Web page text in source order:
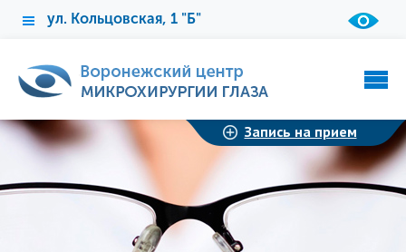
ул. Кольцовская, 1 "Б"
Запись на прием